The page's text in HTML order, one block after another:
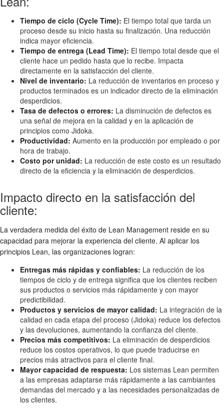
Tiempo de ciclo (Cycle Time): El tiempo total que tarda un
proceso desde su inicio hasta su finalización. Una reducción
indica mayor eficiencia.
Tiempo de entrega (Lead Time): El tiempo total desde que el
cliente hace un pedido hasta que lo recibe. Impacta
directamente en la satisfacción del cliente.
Nivel de inventario: La reducción de inventarios en proceso y
productos terminados es un indicador directo de la eliminación
desperdicios.
Tasa de defectos o errores: La disminución de defectos es
una señal de mejora en la calidad y en la aplicación de
principios como Jidoka.
Productividad: Aumento en la producción por empleado o por
hora de trabajo.
Costo por unidad: La reducción de este costo es un resultado
directo de la eficiencia y la eliminación de desperdicios.
Impacto directo en la satisfacción del
cliente:
La verdadera medida del éxito de Lean Management reside en su
capacidad para mejorar la experiencia del cliente. Al aplicar los
principios Lean, las organizaciones logran:
Entregas más rápidas y confiables: La reducción de los
tiempos de ciclo y de entrega significa que los clientes reciben
sus productos o servicios más rápidamente y con mayor
predictibilidad.
Productos y servicios de mayor calidad: La integración de la
calidad en cada etapa del proceso (Jidoka) reduce los defectos
y las devoluciones, aumentando la confianza del cliente.
Precios más competitivos: La eliminación de desperdicios
reduce los costos operativos, lo que puede traducirse en
precios más atractivos para el cliente final.
Mayor capacidad de respuesta: Los sistemas Lean permiten
a las empresas adaptarse más rápidamente a las cambiantes
demandas del mercado y a las necesidades personalizadas de
los clientes.